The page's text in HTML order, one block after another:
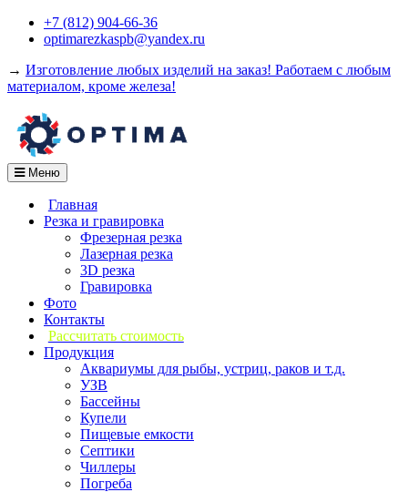
Перейти+7 (812) 904-66-36
optimarezkaspb@yandex.ru
→ Изготовление любых изделий на заказ! Работаем с любым
материалом, кроме железа!
Меню
Главная
Резка и гравировка
Фрезерная резка
Лазерная резка
3D резка
Гравировка
Фото
Контакты
Рассчитать стоимость
Продукция
Аквариумы для рыбы, устриц, раков и т.д.
УЗВ
Бассейны
Купели
Пищевые емкости
Септики
Чиллеры
Погреба